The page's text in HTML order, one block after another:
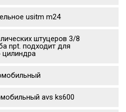
usitm m24
штуцеров 3/8
npt. подходит для
цилиндра
avs ks600